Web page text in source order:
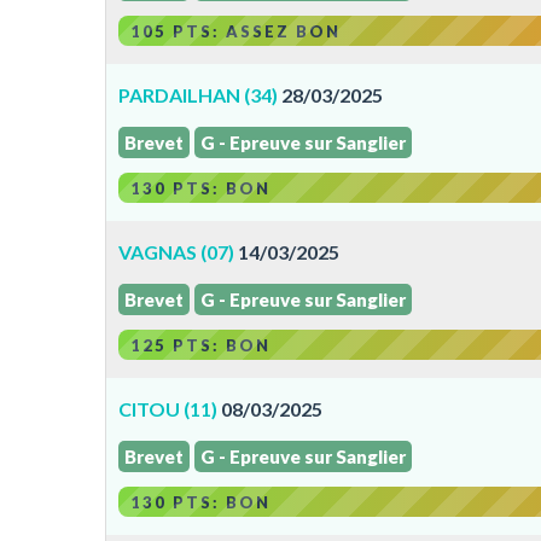
105 PTS: ASSEZ BON
PARDAILHAN (34) 28/03/2025
Brevet G - Epreuve sur Sanglier
130 PTS: BON
VAGNAS (07) 14/03/2025
Brevet G - Epreuve sur Sanglier
125 PTS: BON
CITOU (11) 08/03/2025
Brevet G - Epreuve sur Sanglier
130 PTS: BON